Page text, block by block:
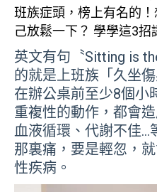
班族症頭，榜上有名的
己放鬆一下？ 學學這3招
英文有句〝Sitting is
的就是上班族「久坐
在辦公桌前至少8個小
重複性的動作，都會
血液循環、代謝不佳…
那裏痛，要是輕忽，
性疾病。